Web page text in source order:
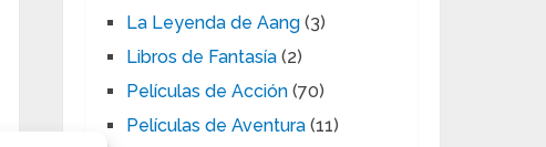
La Leyenda de Aang (3)
Libros de Fantasía (2)
Películas de Acción (70)
Películas de Aventura (11)